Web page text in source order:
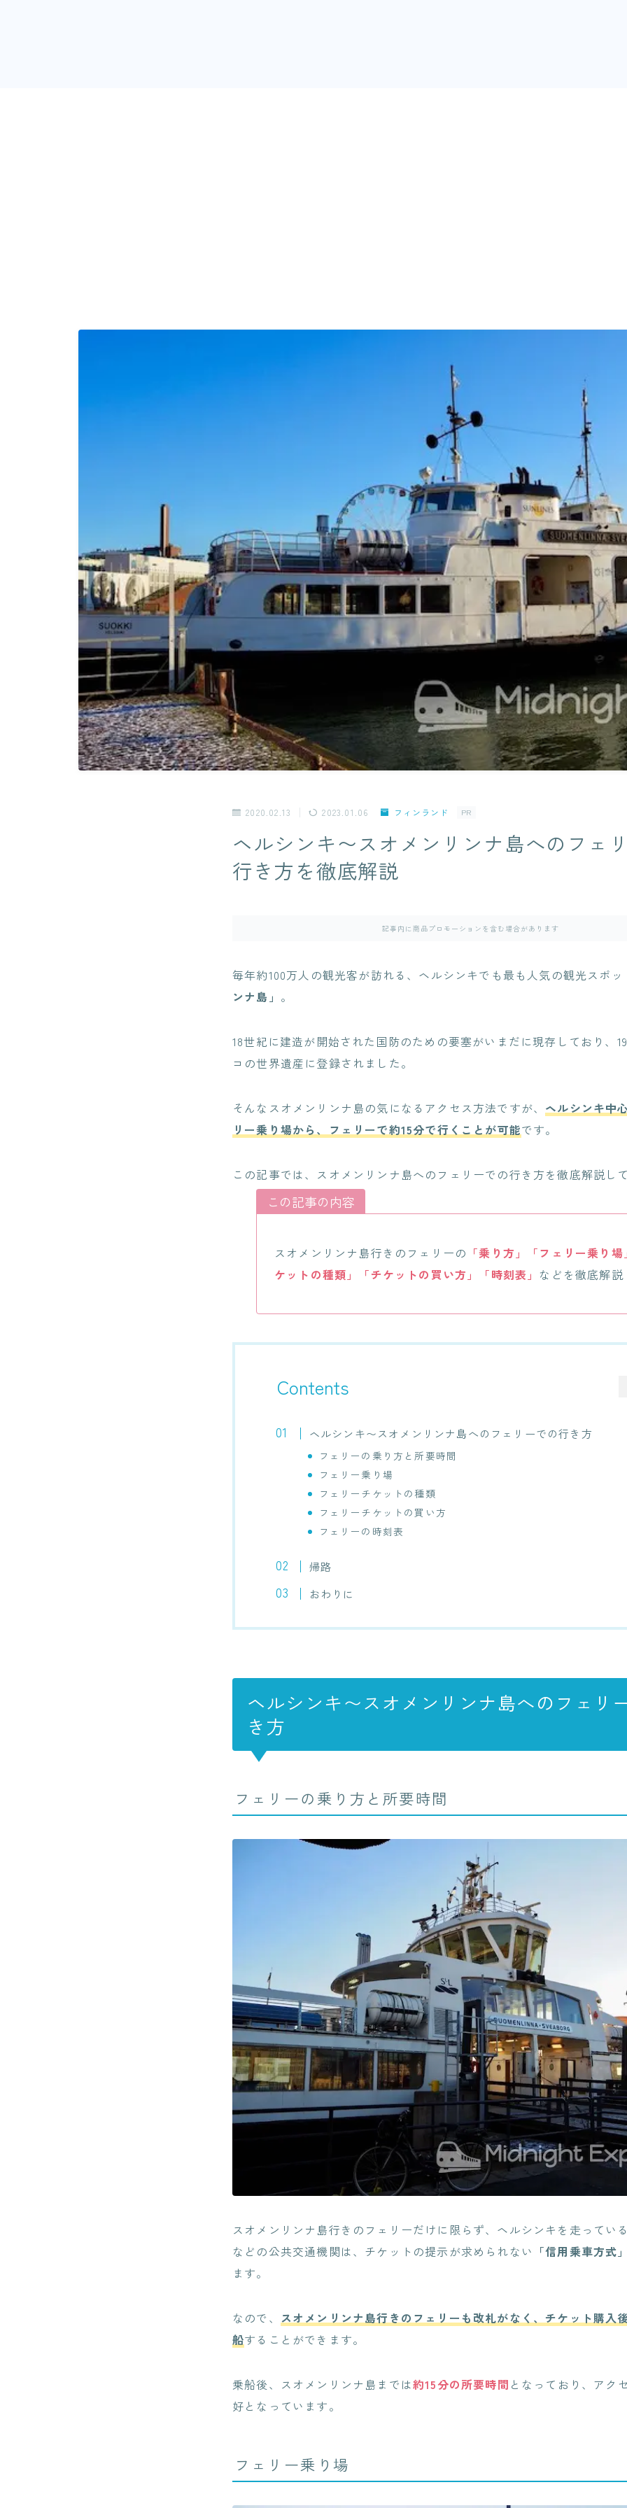
2020.02.13 2023.01.06 フィンランド PR
ヘルシンキ〜スオメンリンナ島へのフェ
行き方を徹底解説
記事内に商品プロモーションを含む場合があります
毎年約100万人の観光客が訪れる、ヘルシンキでも最も人気の観光スポッ
ンナ島」 。
18世紀に建造が開始された国防のための要塞がいまだに現存しており、
コの世界遺産に登録されました。
そんなスオメンリンナ島の気になるアクセス方法ですが、 ヘルシンキ中
リー乗り場から、フェリーで約15分で行くことが可能です。
この記事では、スオメンリンナ島へのフェリーでの行き方を徹底解説し
この記事の内容
スオメンリンナ島行きのフェリーの 「乗り方」「フェリー乗り
ケットの種類」「チケットの買い方」「時刻表」 などを徹底解説
Contents
ヘルシンキ〜スオメンリンナ島へのフェリーでの行き方
フェリーの乗り方と所要時間
フェリー乗り場
フェリーチケットの種類
フェリーチケットの買い方
フェリーの時刻表
帰路
おわりに
ヘルシンキ〜スオメンリンナ島へのフェリ
き方
フェリーの乗り方と所要時間
スオメンリンナ島行きのフェリーだけに限らず、ヘルシンキを走ってい
などの公共交通機関は、チケットの提示が求められない 「信用乗車方式
ます。
なので、 スオメンリンナ島行きのフェリーも改札がなく、チケット購入
船することができます。
乗船後、スオメンリンナ島までは約15分の所要時間 となっており、アク
好となっています。
フェリー乗り場